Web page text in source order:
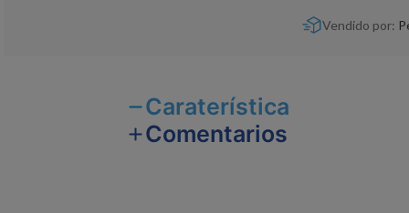
Vendido por:
Caraterística
Comentarios